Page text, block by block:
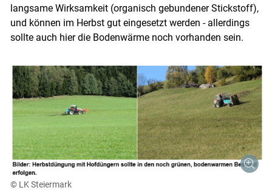
Skip to main content
langsame Wirksamkeit (organisch gebundener Stickstoff),
und können im Herbst gut eingesetzt werden - allerdings
sollte auch hier die Bodenwärme noch vorhanden sein.
© LK Steiermark